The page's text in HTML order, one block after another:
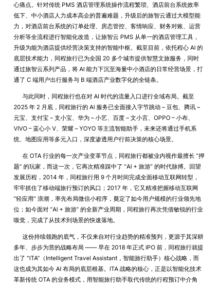
心痛点。针对传统 PMS 酒店管理系统操作流程繁琐、酒店前台系统效率
低下、中小酒店人力成本高企的普遍难题，升级后的旅智云通过大模型能
力，对酒店前台系统的订单处理、房态管控、客情响应、财务对账、运营
分析等全流程进行智能化改造，让旅智云 PMS 从单一的酒店管理工具，
升级为能为酒店提供经营决策支持的智能中枢。截至目前，依托程心 AI 的
底层技术能力，同程旅行已为全国 20 多个城市提供智慧文旅服务，同时
通过旅智云系列产品，将 AI 能力下沉至海量中小酒店的日常经营场景，打
通了 C 端用户出行服务与 B 端酒店产业数字化的全链条。
与此同时，同程旅行也在对 AI 时代的流量入口进行全域布局。截至
2025 年 2 月底，同程旅行的 AI 服务已全面接入字节跳动 – 豆包、腾讯 –
元宝、支付宝 – 支小宝、华为 – 小艺、百度 – 文小言、OPPO – 小布、
VIVO – 蓝心小 V、荣耀 – YOYO 等主流智能助手，未来还将通过手机系
统、地图应用等多元入口，深度渗透用户行前决策的核心场景。
在 OTA 行业的每一次产业变革节点，同程旅行都被业内视作最擅长 “押
题” 的玩家，而这一次，它再次精准踩中了 “AI + 旅游” 的时代脉搏。回望
发展历程，2014 年，同程旅行用 9 个月时间完成全面移动互联网转型，
牢牢抓住了移动端旅行预订的风口；2017 年，它又精准把握移动互联网
“轻应用” 浪潮，率先布局微信小程序，奠定了如今用户规模的行业领先地
位；如今面对 “AI + 旅游” 的全新产业周期，同程旅行再次凭借敏锐的行业
嗅觉，完成了从技术到场景的快速落地。
这份持续领跑的底气，不仅来自对行业趋势的精准预判，更源于其深耕
多年、步步为营的战略布局 —— 早在 2018 年正式 IPO 前，同程旅行就提
出了 “ITA”（Intelligent Travel Assistant，智能旅行助手）核心战略，而
这也成为其如今 AI 布局的底层根基。ITA 战略的核心，正是以智能化技术
革新传统 OTA 的业务模式，用智能旅行助手取代传统的行程预订中介角